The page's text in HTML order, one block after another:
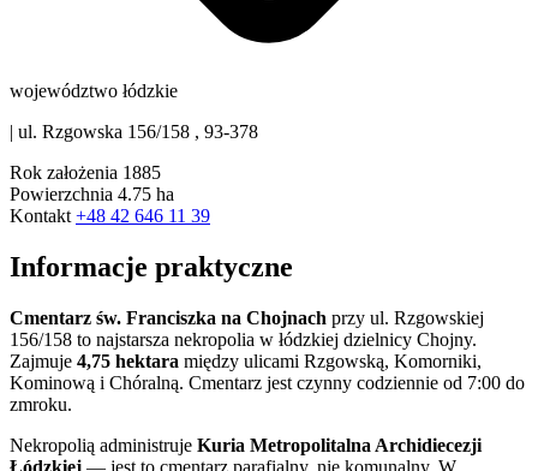
województwo łódzkie
| ul. Rzgowska 156/158 , 93-378
Rok założenia 1885
Powierzchnia 4.75 ha
Kontakt +48 42 646 11 39
Informacje praktyczne
Cmentarz św. Franciszka na Chojnach przy ul. Rzgowskiej
156/158 to najstarsza nekropolia w łódzkiej dzielnicy Chojny.
Zajmuje 4,75 hektara między ulicami Rzgowską, Komorniki,
Kominową i Chóralną. Cmentarz jest czynny codziennie od 7:00 do
zmroku.
Nekropolią administruje Kuria Metropolitalna Archidiecezji
Łódzkiej — jest to cmentarz parafialny, nie komunalny. W